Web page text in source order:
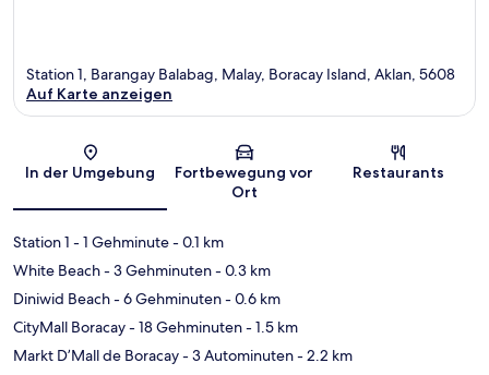
Karte
Station 1, Barangay Balabag, Malay, Boracay Island, Aklan, 5608
Auf Karte anzeigen
In der Umgebung
Fortbewegung vor
Ort
Restaurants
Station 1 - 1 Gehminute- 0.1 km
White Beach- 3 Gehminuten- 0.3 km
Diniwid Beach- 6 Gehminuten- 0.6 km
CityMall Boracay- 18 Gehminuten- 1.5 km
Markt D’Mall de Boracay- 3 Autominuten- 2.2 km